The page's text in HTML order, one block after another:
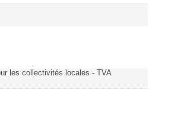
les collectivités locales - TVA